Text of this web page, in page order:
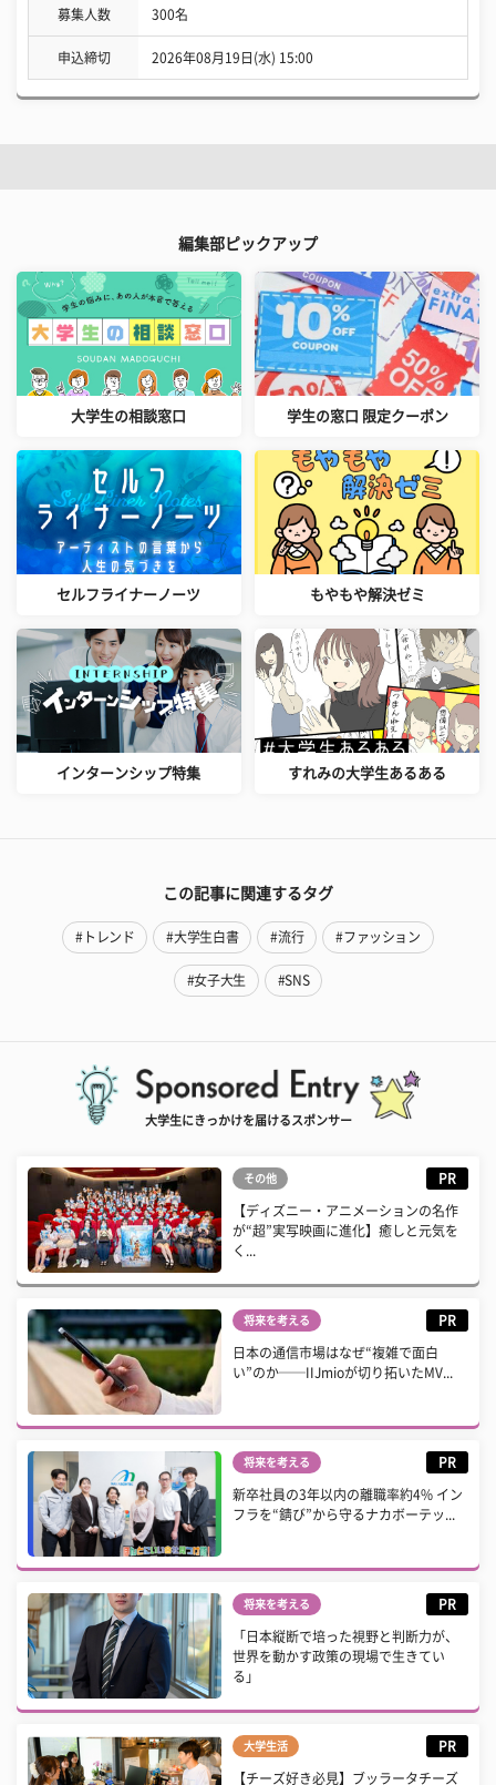
募集人数 300名
申込締切 2026年08月19日(水) 15:00
編集部ピックアップ
大学生の相談窓口 学生の窓口 限定クーポン
セルフライナーノーツ もやもや解決ゼミ
インターンシップ特集 すれみの大学生あるある
この記事に関連するタグ
#トレンド #大学生白書 #流行 #ファッション
#女子大生 #SNS
大学生にきっかけを届けるスポンサー
その他 PR
【ディズニー・アニメーションの名作
が“超”実写映画に進化】癒しと元気を
く...
将来を考える PR
日本の通信市場はなぜ“複雑で面白
い”のか──IIJmioが切り拓いたMV...
将来を考える PR
新卒社員の3年以内の離職率約4% イン
フラを“錆び”から守るナカボーテッ...
将来を考える PR
「日本縦断で培った視野と判断力が、
世界を動かす政策の現場で生きてい
る」
大学生活 PR
【チーズ好き必見】ブッラータチーズ